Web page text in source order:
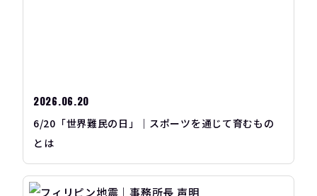
2026.06.20
6/20「世界難民の日」｜スポーツを通じて育むもの
とは